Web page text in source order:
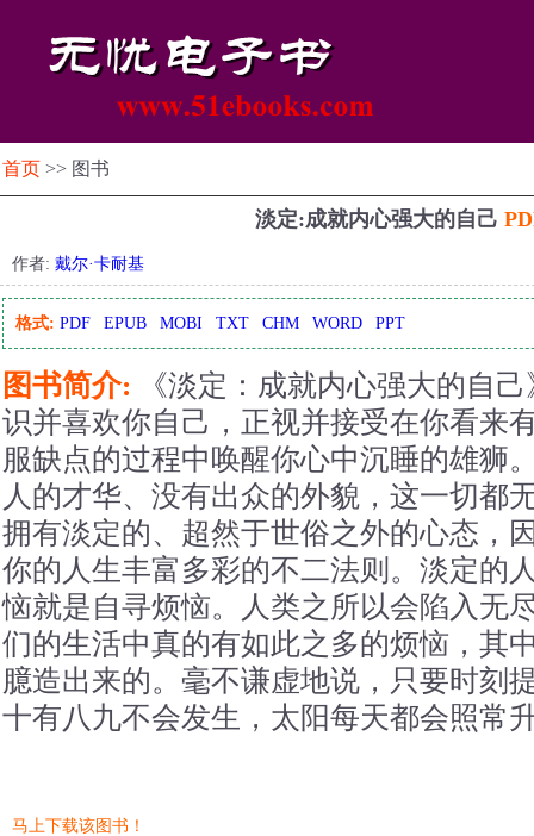
首页 >> 图书
淡定:成就内心强大的自己
作者: 戴尔·卡耐基
格式: PDF EPUB MOBI TXT CHM WORD PPT
图书简介: 《淡定：成就内心强大的自
识并喜欢你自己，正视并接受在你看来
服缺点的过程中唤醒你心中沉睡的雄狮
人的才华、没有出众的外貌，这一切都
拥有淡定的、超然于世俗之外的心态，
你的人生丰富多彩的不二法则。淡定的
恼就是自寻烦恼。人类之所以会陷入无
们的生活中真的有如此之多的烦恼，其
臆造出来的。毫不谦虚地说，只要时刻
十有八九不会发生，太阳每天都会照常
马上下载该图书！